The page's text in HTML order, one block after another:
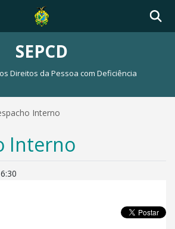
SEPCD
Direitos da Pessoa com Deficiência
Interno
Interno